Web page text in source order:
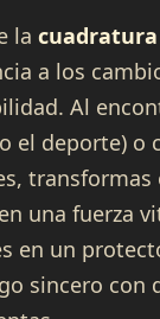
la
a los
Al
el deporte) o
transformas
una fuerza
en un
sincero con